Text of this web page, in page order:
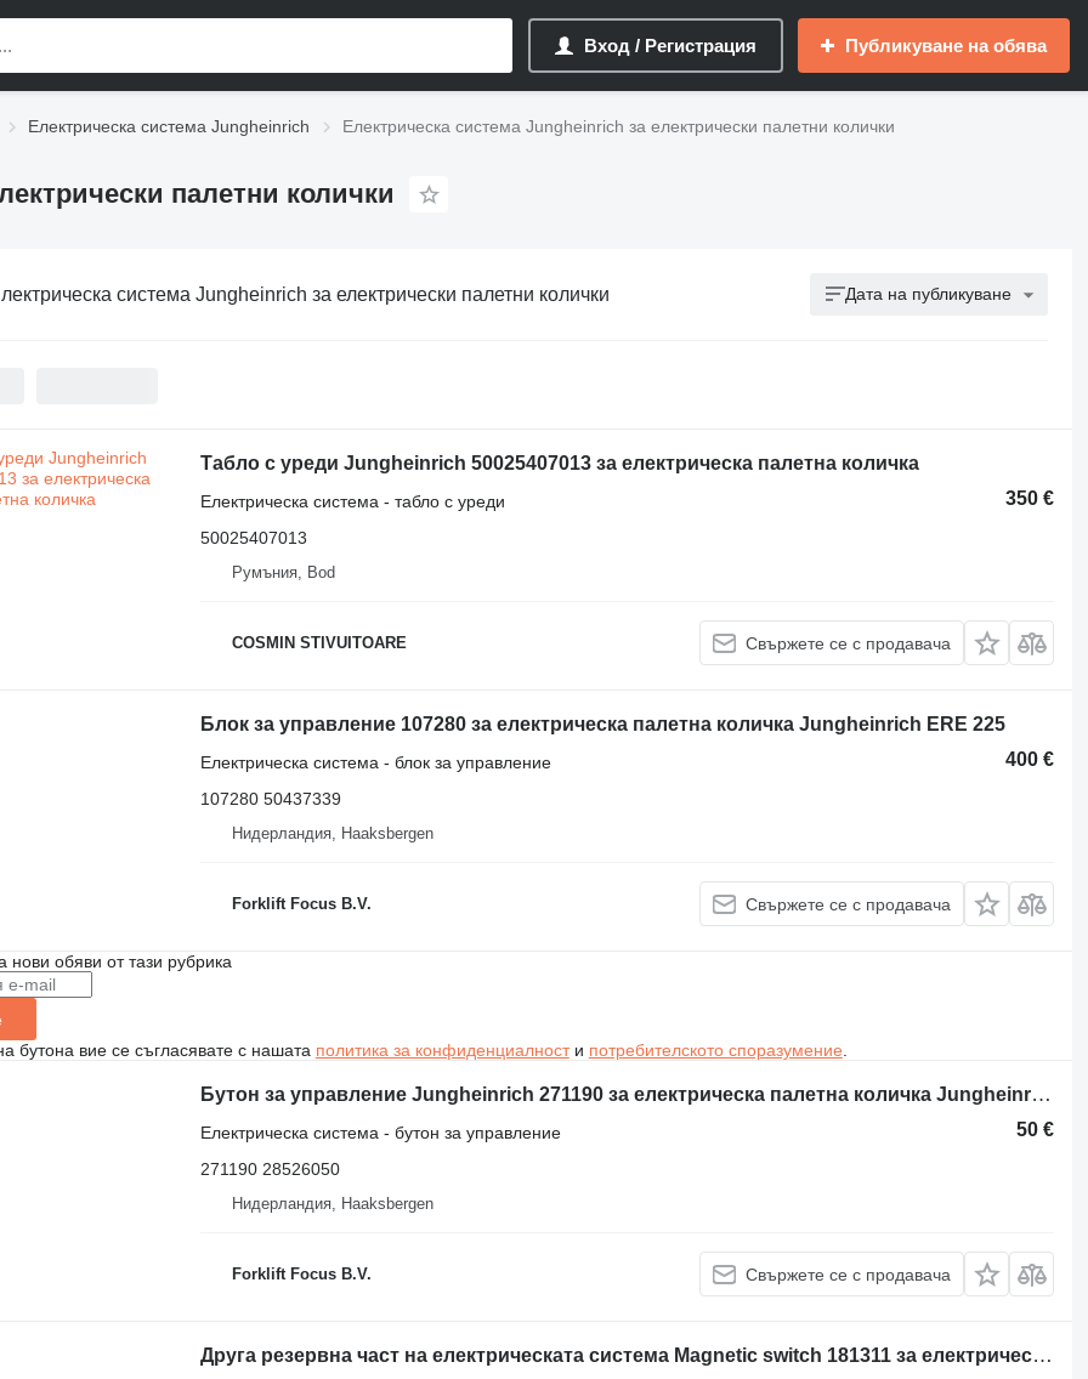
Вход / Регистрация Публикуване на обява
Електрическа система Jungheinrich Електрическа система Jungheinrich за електрически палетни колички
палетни колички
система Jungheinrich за електрически палетни колички Дата на публикуване
Табло с уреди Jungheinrich 50025407013 за електрическа палетна количка
350 €
Електрическа система - табло с уреди
50025407013
Румъния, Bod
COSMIN STIVUITOARE Свържете се с продавача
Блок за управление 107280 за електрическа палетна количка Jungheinrich ERE 225
400 €
Електрическа система - блок за управление
107280 50437339
Нидерландия, Haaksbergen
Forklift Focus B.V. Свържете се с продавача
нови обяви от тази рубрика
бутона вие се съгласявате с нашата политика за конфиденциалности потребителското споразумение
Бутон за управление Jungheinrich 271190 за електрическа палетна количка Jungheinrich ERE 20
50 €
Електрическа система - бутон за управление
271190 28526050
Нидерландия, Haaksbergen
Forklift Focus B.V. Свържете се с продавача
Друга резервна част на електрическата система Magnetic switch 181311 за електрическа палетна количка Jungheinrich ECE 225